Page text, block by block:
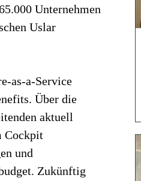
Unternehmen
Uslar
as-a-Service
Über die
aktuell
Cockpit
und
Zukünftig